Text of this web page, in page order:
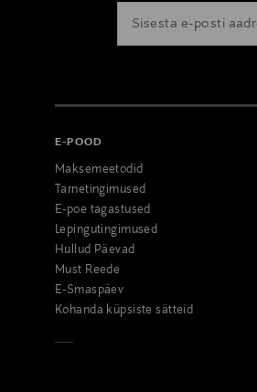
E-POOD
Maksemeetodid
Tarnetingimused
E-poe tagastused
Lepingutingimused
Hullud Päevad
Must Reede
E-Smaspäev
Kohanda küpsiste sätteid